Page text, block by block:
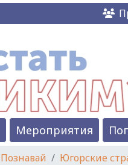
Мероприятия
Познавай Югорские